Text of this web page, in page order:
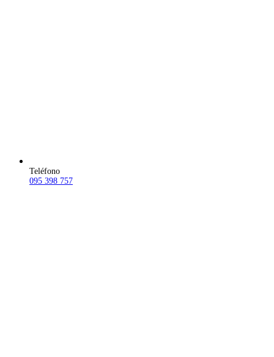
Teléfono
095 398 757